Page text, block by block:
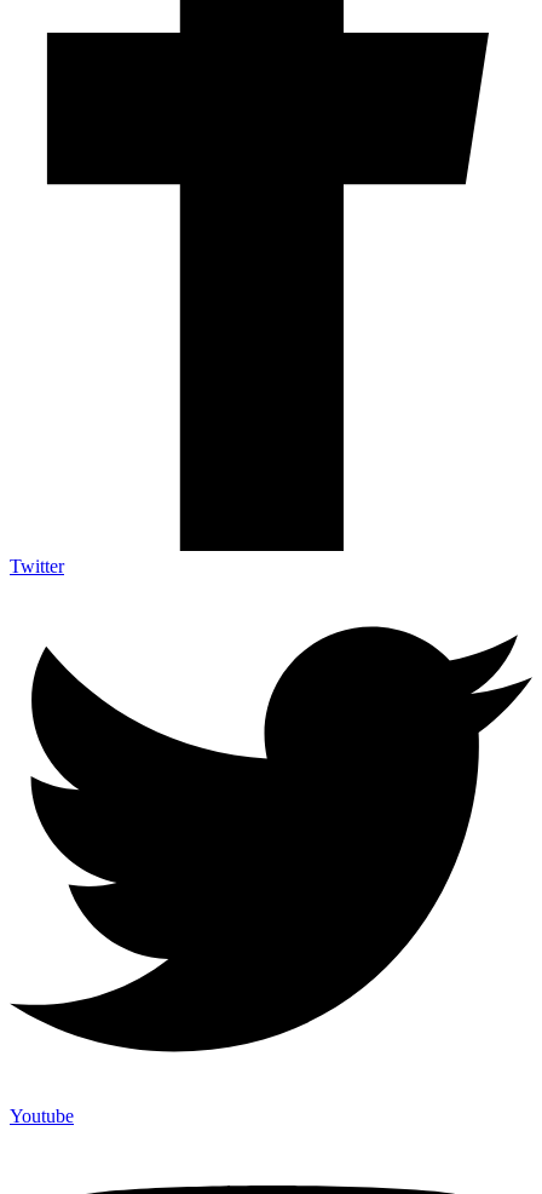
Twitter
Youtube